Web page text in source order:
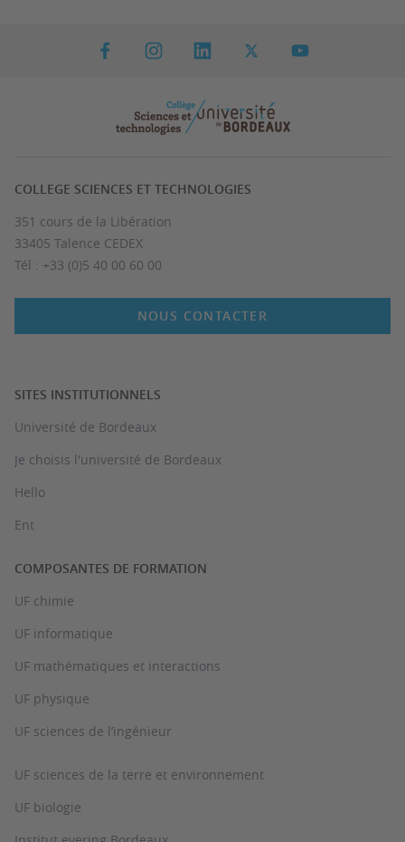
COLLEGE SCIENCES ET TECHNOLOGIES
351 cours de la Libération
33405 Talence CEDEX
Tél : +33 (0)5 40 00 60 00
NOUS CONTACTER
SITES INSTITUTIONNELS
Université de Bordeaux
Je choisis l'université de Bordeaux
Hello
Ent
COMPOSANTES DE FORMATION
UF chimie
UF informatique
UF mathématiques et interactions
UF physique
UF sciences de l’ingénieur
UF sciences de la terre et environnement
UF biologie